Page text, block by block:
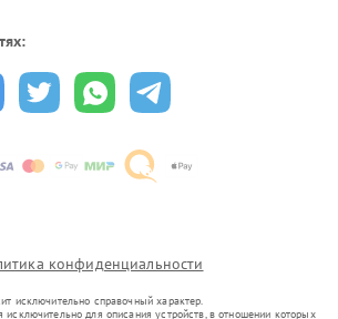
конфиденциальности
исключительно справочный характер.
исключительно для описания устройств, в отношении которых